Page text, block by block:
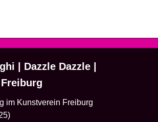
| Dazzle Dazzle |
im Kunstverein Freiburg